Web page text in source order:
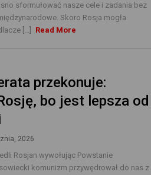
sformułować nasze cele i zadania bez
Skoro Rosja mogła
[...]
Read More
przekonuje:
bo jest lepsza od
2026
Rosjan wywołując Powstanie
komunizm przywędrował do nas z